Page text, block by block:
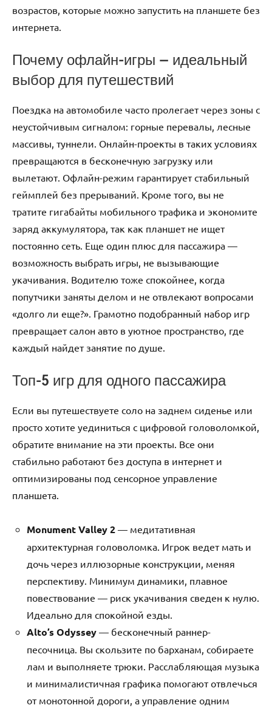
возрастов, которые можно запустить на планшете без
интернета.
Почему офлайн-игры — идеальный
выбор для путешествий
Поездка на автомобиле часто пролегает через зоны с
неустойчивым сигналом: горные перевалы, лесные
массивы, туннели. Онлайн-проекты в таких условиях
превращаются в бесконечную загрузку или
вылетают. Офлайн-режим гарантирует стабильный
геймплей без прерываний. Кроме того, вы не
тратите гигабайты мобильного трафика и экономите
заряд аккумулятора, так как планшет не ищет
постоянно сеть. Еще один плюс для пассажира —
возможность выбрать игры, не вызывающие
укачивания. Водителю тоже спокойнее, когда
попутчики заняты делом и не отвлекают вопросами
«долго ли еще?». Грамотно подобранный набор игр
превращает салон авто в уютное пространство, где
каждый найдет занятие по душе.
Топ-5 игр для одного пассажира
Если вы путешествуете соло на заднем сиденье или
просто хотите уединиться с цифровой головоломкой,
обратите внимание на эти проекты. Все они
стабильно работают без доступа в интернет и
оптимизированы под сенсорное управление
планшета.
Monument Valley 2 — медитативная
архитектурная головоломка. Игрок ведет мать и
дочь через иллюзорные конструкции, меняя
перспективу. Минимум динамики, плавное
повествование — риск укачивания сведен к нулю.
Идеально для спокойной езды.
Alto’s Odyssey — бесконечный раннер-
песочница. Вы скользите по барханам, собираете
лам и выполняете трюки. Расслабляющая музыка
и минималистичная графика помогают отвлечься
от монотонной дороги, а управление одним